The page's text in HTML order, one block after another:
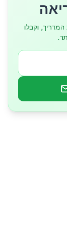
את המדריך, וקבלו